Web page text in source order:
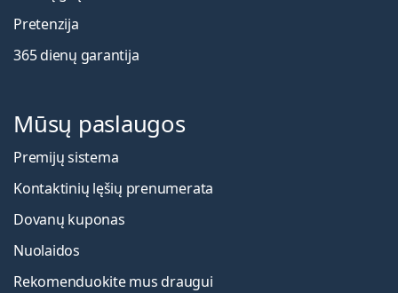
Pretenzija
365 dienų garantija
Mūsų paslaugos
Premijų sistema
Kontaktinių lęšių prenumerata
Dovanų kuponas
Nuolaidos
Rekomenduokite mus draugui